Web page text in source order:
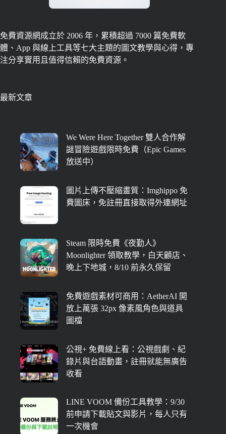
免費資源網成立於 2006 年，累積超過 7000 篇免費軟
體、App 與線上工具等七大主題的圖文教學與心得，專
注分享實用且值得信賴的免費資源。
最新文章
We Were Here Together 雙人合作解
謎冒險遊戲限時免費（Epic Games
放送中）
圖片上傳不壓縮畫質：Imghippo 免
費圖床，免註冊直接取得外連網址
Steam 限時免費《夜勤人》
Moonlighter 領取教學，白天顧店、
晚上下地城，8/10 前永久保留
免費遊戲素材可商用：AetherAI 開
放上萬張 32px 像素風角色與道具
圖檔
公視+ 免費線上看：公視戲劇、紀
錄片與台語動畫，註冊就能無廣告
收看
LINE VOOM 備份工具教學：9/30
前申請下載貼文與影片，每人只有
一次機會